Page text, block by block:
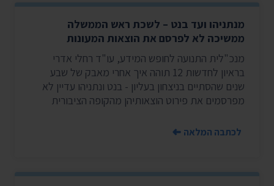
מנתניהו ועד בנט – לשכת ראש הממשלה
ממשיכה לא לפרסם את הוצאות המעונות
מנכ"לית התנועה לחופש המידע, עו"ד רחלי אדרי
בראיון לחדשות 12 תוהה איך אחרי מאבק של שבע
שנים שהסתיים בניצחון בעליון - בנט ונתניהו עדיין לא
מפרסמים את פירוט הוצאותיהן מהקופה הציבורית
לכתבה המלאה